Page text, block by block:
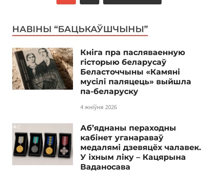
НАВІНЫ “БАЦЬКАЎШЧЫНЫ”
Кніга пра пасляваенную
гісторыю беларусаў
Беласточчыны «Камяні
мусілі паляцець» выйшла
па-беларуску
4 жніўня 2026
Аб’яднаны пераходны
кабінет уганараваў
медалямі дзевяцёх чалавек.
У іхным ліку – Кацярына
Ваданосава